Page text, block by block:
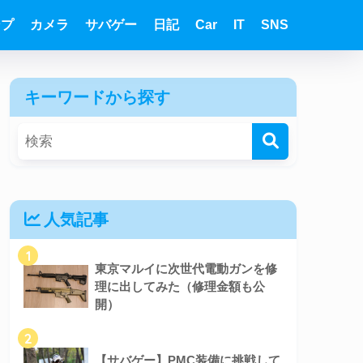
カメラ サバゲー 日記 Car IT SNS
キーワードから探す
人気記事
1
東京マルイに次世代電動ガンを修
理に出してみた（修理金額も公
開）
2